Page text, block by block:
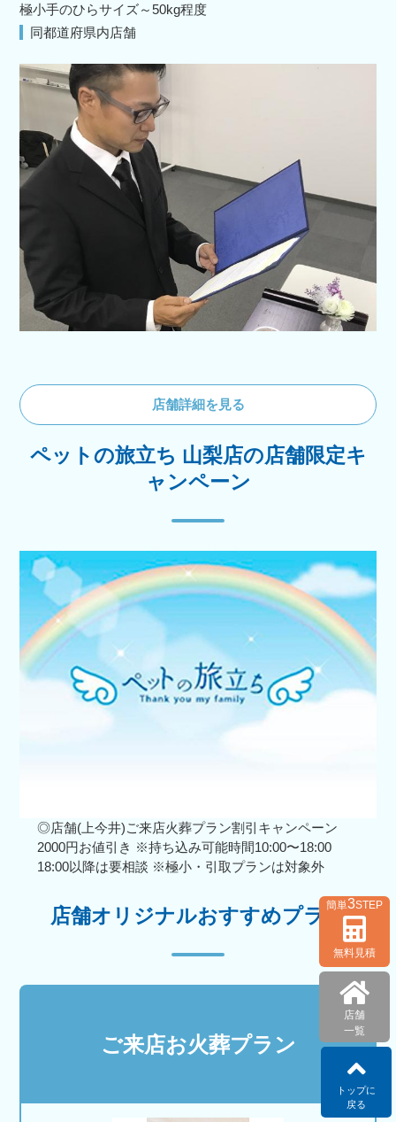
極小手のひらサイズ～50kg程度
同都道府県内店舗
店舗詳細を見る
ペットの旅立ち 山梨店の店舗限定キ
ャンペーン
◎店舗(上今井)ご来店火葬プラン割引キャンペーン
2000円お値引き ※持ち込み可能時間10:00〜18:00
18:00以降は要相談 ※極小・引取プランは対象外
店舗オリジナルおすすめプラン
ご来店お火葬プラン
簡単3STEP
無料見積
店舗
一覧
トップに
戻る